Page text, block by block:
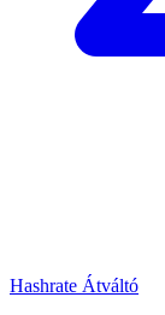
Hashrate Átváltó